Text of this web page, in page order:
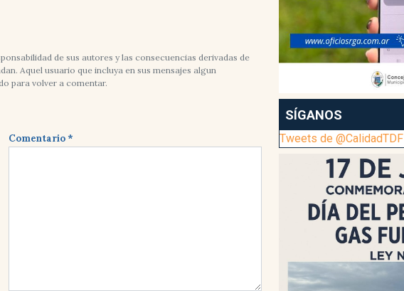
de sus autores y las consecuencias derivadas de
Aquel usuario que incluya en sus mensajes algun
para volver a comentar.
Comentario *
SÍGANOS
Tweets de @CalidadTDF